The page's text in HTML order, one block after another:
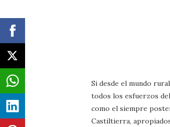
Si desde el mundo
todos los esfuerzos
como el siempre
Castiltierra,